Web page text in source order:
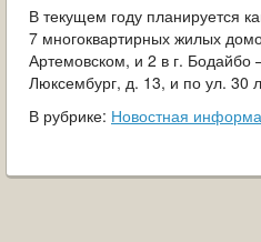
В текущем году планируется
7 многоквартирных жилых
Артемовском, и 2 в г. Бодайбо
Люксембург, д. 13, и по ул. 30
В рубрике: Новостная